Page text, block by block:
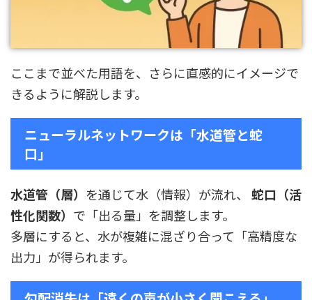
ここまで並べた用語を、さらに直感的にイメージで
きるように解説します。
ニューラルネットワークは「水道管と蛇
口」
水道管（層） を通じて水（情報）が流れ、 蛇口（活
性化関数） で「出る量」を調整します。
多層にすると、水が複雑に混ざり合って「高精度な
出力」が得られます。